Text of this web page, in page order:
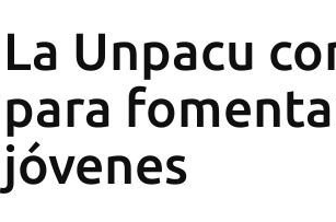
La Unpacu
para
jóvenes